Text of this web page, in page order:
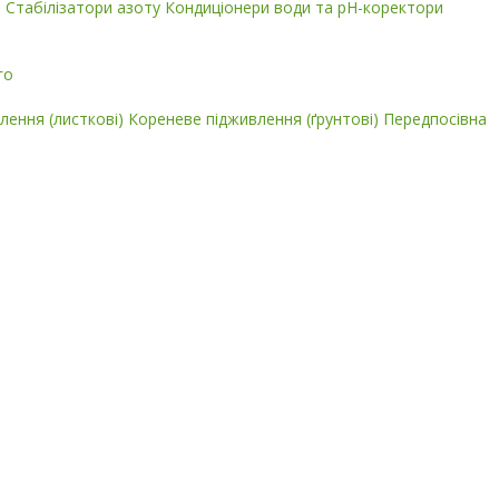
Стабілізатори азоту Кондиціонери води та pH-коректори
(листкові) Кореневе підживлення (ґрунтові) Передпосівна